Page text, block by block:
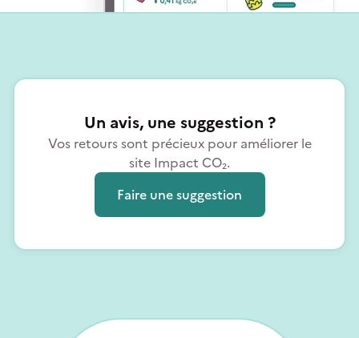
Un avis, une suggestion ?
Vos retours sont précieux pour améliorer le
site Impact CO₂.
Faire une suggestion